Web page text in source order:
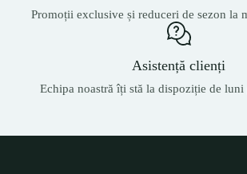
Promoții exclusive și reduceri de sezon la
Asistență clienți
Echipa noastră îți stă la dispoziție de luni